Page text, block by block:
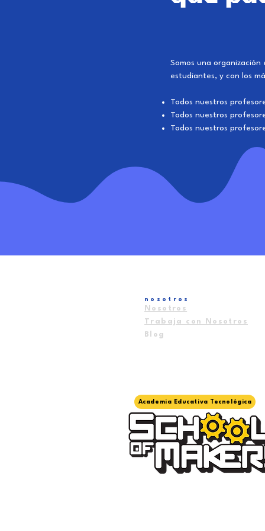
Somos una
estudiantes, y con los
Todos nuestros
Todos nuestros
Todos nuestros
nosotros
Nosotros
Trabaja con Nosotros
Blog
Academia Educativa Tecnológica